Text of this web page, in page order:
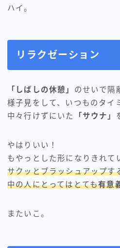
ハイ。
リラクゼーション
「しばしの休憩」 のせいで隔
様子見をして、いつものタイ
中々行けずにいた
「サウナ」
やはりいい！
もやっとした形になりきれて
サクッとブラッシュアップす
中の人にとってはとても有意
またいこ。